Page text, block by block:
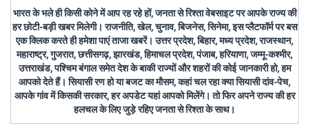
भारत के भले ही किसी कोने में आप रह रहे हों, जनता से रिश्ता वेबसाइट पर आपके राज्य की
हर छोटी-बड़ी खबर मिलेगी। राजनीति, खेल, चुनाव, बिजनेस, सिनेमा, इस प्लैटफॉर्म पर बस
एक क्लिक करते ही हमेशा पाएं ताजा खबरें। उत्तर प्रदेश, बिहार, मध्य प्रदेश, राजस्थान,
महाराष्ट्र, गुजरात, छत्तीसगढ़, झारखंड, हिमाचल प्रदेश, पंजाब, हरियाणा, जम्मू-कश्मीर,
उत्तराखंड, पश्चिम बंगाल समेत देश के बाकी राज्यों और शहरों की कोई जानकारी हो, हम
आपको देते हैं। सियासी रण हो या बजट का मौसम, कहां चल रहा क्या सियासी दांव-पेच,
आपके गांव में किसकी सरकार, हर अपडेट यहां आपको मिलेंगे। तो फिर अपने राज्य की हर
हलचल के लिए जुड़े रहिए जनता से रिश्ता के साथ।